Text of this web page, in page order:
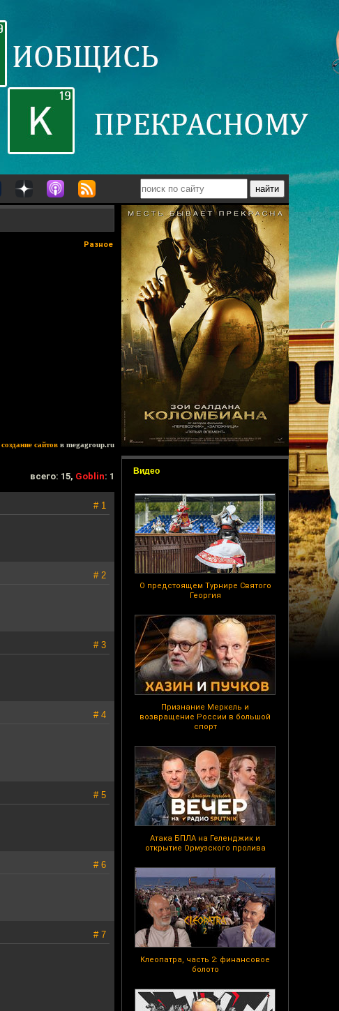
Видео
О предстоящем Турнире Святого
Георгия
Признание Меркель и
возвращение России в большой
спорт
Атака БПЛА на Геленджик и
открытие Ормузского пролива
Клеопатра, часть 2: финансовое
болото
Разное
создание сайтов в megagroup.ru
всего: 15, Goblin: 1
# 1
# 2
# 3
# 4
# 5
# 6
# 7